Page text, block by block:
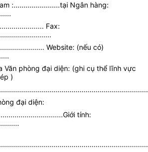
:.......................tại Ngân hàng:
Fax:
Website: (nếu có)
Văn phòng đại diện: (ghi cụ thể lĩnh vực
)
đại diện:
tính: